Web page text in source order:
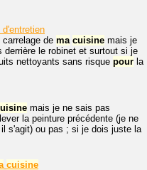
d'entretien
de ma cuisine mais je
le robinet et surtout si je
nettoyants sans risque pour la
mais je ne sais pas
la peinture précédente (je ne
s'agit) ou pas ; si je dois juste la
cuisine